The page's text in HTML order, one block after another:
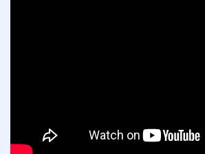
塾長より